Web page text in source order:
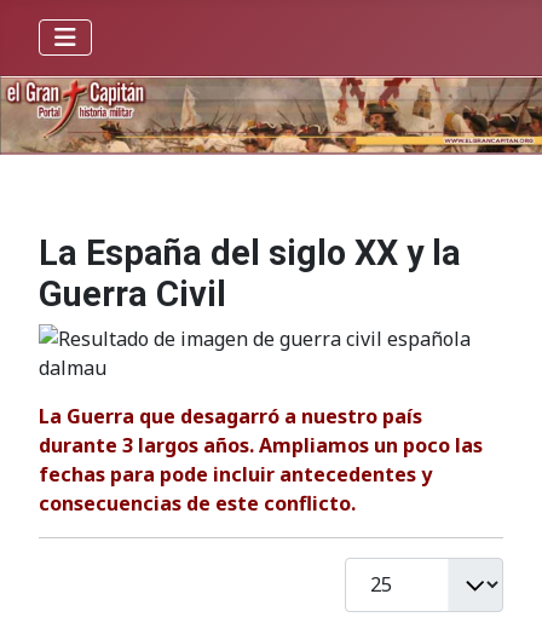
La España del siglo XX y la
Guerra Civil
La Guerra que desagarró a nuestro país
durante 3 largos años. Ampliamos un poco las
fechas para pode incluir antecedentes y
consecuencias de este conflicto.
Cantidad